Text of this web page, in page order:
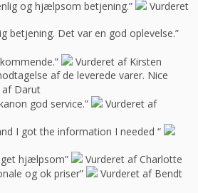
og hjælpsom betjening.”
Vurderet
betjening. Det var en god oplevelse.”
Vurderet af Kirsten
af de leverede varer. Nice
af Darut
god service.”
Vurderet af
I got the information I needed “
hjælpsom”
Vurderet af Charlotte
og ok priser”
Vurderet af Bendt